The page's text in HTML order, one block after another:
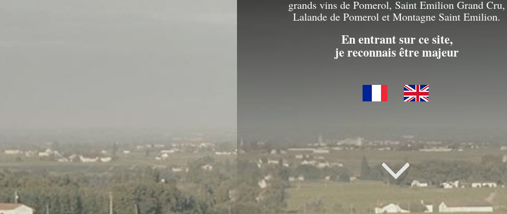
grands vins de Pomerol, Saint Emilion Grand Cru,
Lalande de Pomerol et Montagne Saint Emilion.
En entrant sur ce site,
je reconnais être majeur